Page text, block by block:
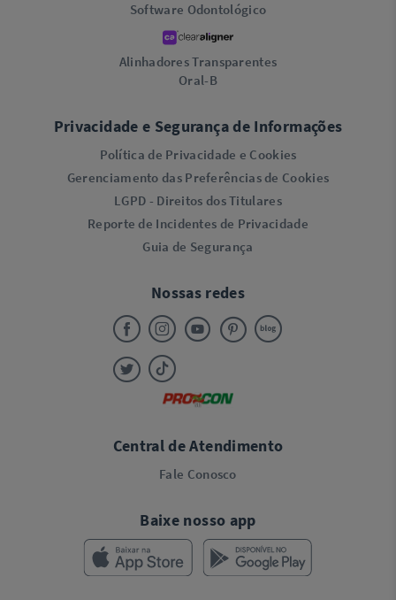
Software Odontológico
Alinhadores Transparentes
Oral-B
Privacidade e Segurança de Informações
Política de Privacidade e Cookies
Gerenciamento das Preferências de Cookies
LGPD - Direitos dos Titulares
Reporte de Incidentes de Privacidade
Guia de Segurança
Nossas redes
Central de Atendimento
Fale Conosco
Baixe nosso app